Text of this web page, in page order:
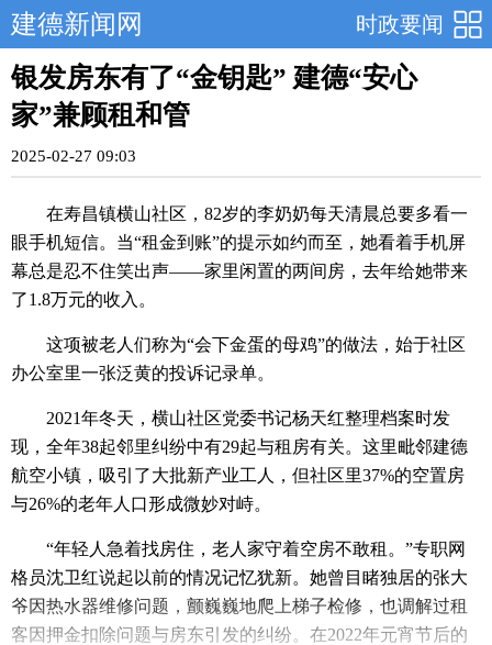
时政要闻
建德新闻网
银发房东有了“金钥匙” 建德“安心
家”兼顾租和管
2025-02-27 09:03
在寿昌镇横山社区，82岁的李奶奶每天清晨总要多看一
眼手机短信。当“租金到账”的提示如约而至，她看着手机屏
幕总是忍不住笑出声——家里闲置的两间房，去年给她带来
了1.8万元的收入。
这项被老人们称为“会下金蛋的母鸡”的做法，始于社区
办公室里一张泛黄的投诉记录单。
2021年冬天，横山社区党委书记杨天红整理档案时发
现，全年38起邻里纠纷中有29起与租房有关。这里毗邻建德
航空小镇，吸引了大批新产业工人，但社区里37%的空置房
与26%的老年人口形成微妙对峙。
“年轻人急着找房住，老人家守着空房不敢租。”专职网
格员沈卫红说起以前的情况记忆犹新。她曾目睹独居的张大
爷因热水器维修问题，颤巍巍地爬上梯子检修，也调解过租
客因押金扣除问题与房东引发的纠纷。在2022年元宵节后的